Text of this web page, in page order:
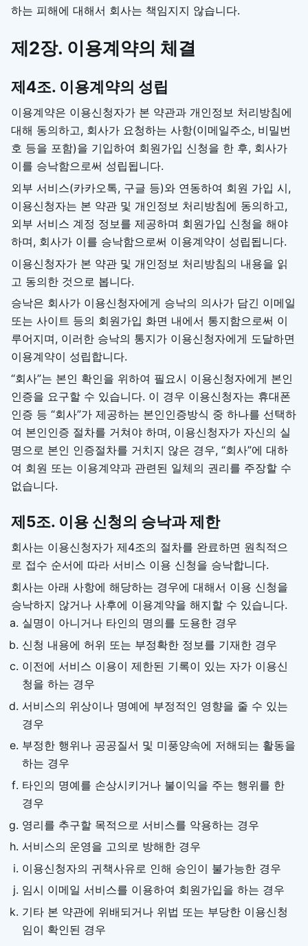
하는 피해에 대해서 회사는 책임지지 않습니다.
제2장. 이용계약의 체결
제4조. 이용계약의 성립
이용계약은 이용신청자가 본 약관과 개인정보 처리방침에
대해 동의하고, 회사가 요청하는 사항(이메일주소, 비밀번
호 등을 포함)을 기입하여 회원가입 신청을 한 후, 회사가
이를 승낙함으로써 성립됩니다.
외부 서비스(카카오톡, 구글 등)와 연동하여 회원 가입 시,
이용신청자는 본 약관 및 개인정보 처리방침에 동의하고,
외부 서비스 계정 정보를 제공하며 회원가입 신청을 해야
하며, 회사가 이를 승낙함으로써 이용계약이 성립됩니다.
이용신청자가 본 약관 및 개인정보 처리방침의 내용을 읽
고 동의한 것으로 봅니다.
승낙은 회사가 이용신청자에게 승낙의 의사가 담긴 이메일
또는 사이트 등의 회원가입 화면 내에서 통지함으로써 이
루어지며, 이러한 승낙의 통지가 이용신청자에게 도달하면
이용계약이 성립합니다.
“회사”는 본인 확인을 위하여 필요시 이용신청자에게 본인
인증을 요구할 수 있습니다. 이 경우 이용신청자는 휴대폰
인증 등 “회사”가 제공하는 본인인증방식 중 하나를 선택하
여 본인인증 절차를 거쳐야 하며, 이용신청자가 자신의 실
명으로 본인 인증절차를 거치지 않은 경우, “회사”에 대하
여 회원 또는 이용계약과 관련된 일체의 권리를 주장할 수
없습니다.
제5조. 이용 신청의 승낙과 제한
회사는 이용신청자가 제4조의 절차를 완료하면 원칙적으
로 접수 순서에 따라 서비스 이용 신청을 승낙합니다.
회사는 아래 사항에 해당하는 경우에 대해서 이용 신청을
승낙하지 않거나 사후에 이용계약을 해지할 수 있습니다.
실명이 아니거나 타인의 명의를 도용한 경우
신청 내용에 허위 또는 부정확한 정보를 기재한 경우
이전에 서비스 이용이 제한된 기록이 있는 자가 이용신
청을 하는 경우
서비스의 위상이나 명예에 부정적인 영향을 줄 수 있는
경우
부정한 행위나 공공질서 및 미풍양속에 저해되는 활동을
하는 경우
타인의 명예를 손상시키거나 불이익을 주는 행위를 한
경우
영리를 추구할 목적으로 서비스를 악용하는 경우
서비스의 운영을 고의로 방해한 경우
이용신청자의 귀책사유로 인해 승인이 불가능한 경우
임시 이메일 서비스를 이용하여 회원가입을 하는 경우
기타 본 약관에 위배되거나 위법 또는 부당한 이용신청
임이 확인된 경우